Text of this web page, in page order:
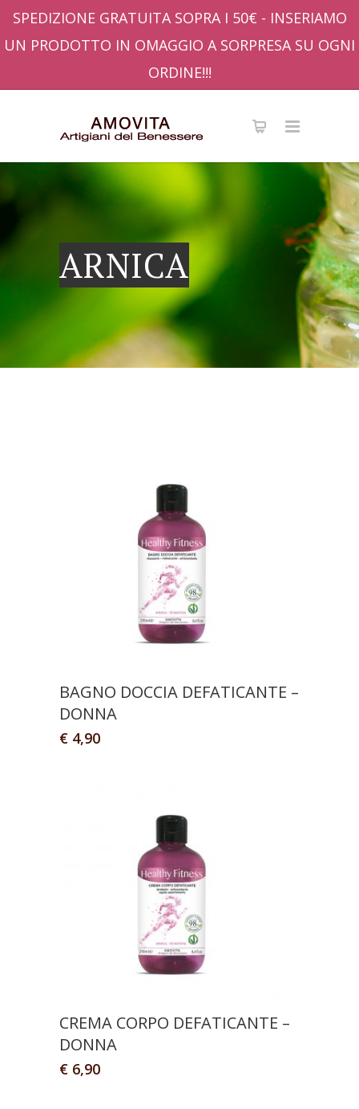
SPEDIZIONE GRATUITA SOPRA I 50€ - INSERIAMO
UN PRODOTTO IN OMAGGIO A SORPRESA SU OGNI
ORDINE!!!
ARNICA
BAGNO DOCCIA DEFATICANTE –
DONNA
€ 4,90
CREMA CORPO DEFATICANTE –
DONNA
€ 6,90